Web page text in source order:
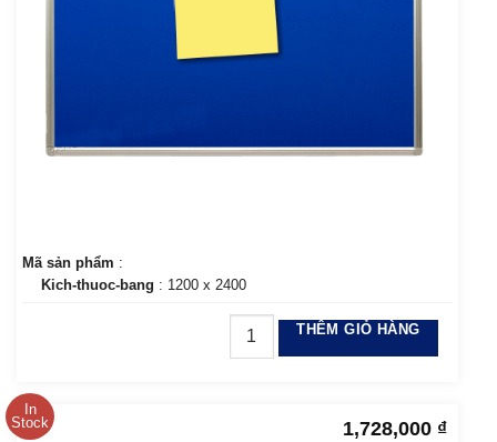
Mã sản phẩm :
Kich-thuoc-bang : 1200 x 2400
THÊM GIỎ HÀNG
In
Stock
1,728,000 ₫